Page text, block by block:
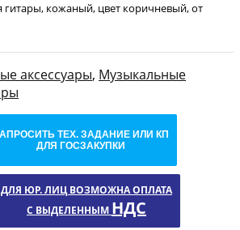
гитары, кожаный, цвет коричневый, от
аксессуары, Музыкальные
ТЕХ. ЗАДАНИЕ ИЛИ КП
ДЛЯ ГОСЗАКУПКИ
ДЛЯ ЮР. ЛИЦ ВОЗМОЖНА ОПЛАТА
С ВЫДЕЛЕННЫМ НДС